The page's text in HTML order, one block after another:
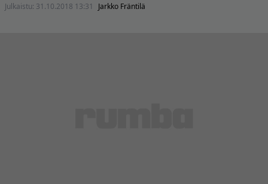
Julkaistu: 31.10.2018 13:31 Jarkko Fräntilä